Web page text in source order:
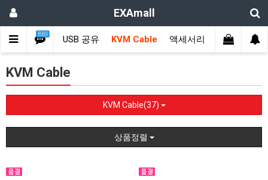
EXAmall
BBS
USB 컨버터 USB 공유 KVM Cable 액세서리 호환표
KVM Cable
KVM Cable(37)
상품정렬